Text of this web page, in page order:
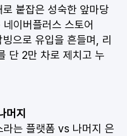
붙잡은 성숙한 앞마당
이버플러스 스토어
으로 유입을 흔들며, 리
단 2만 차로 제치고 누
머지
는 플랫폼 vs 나머지 은